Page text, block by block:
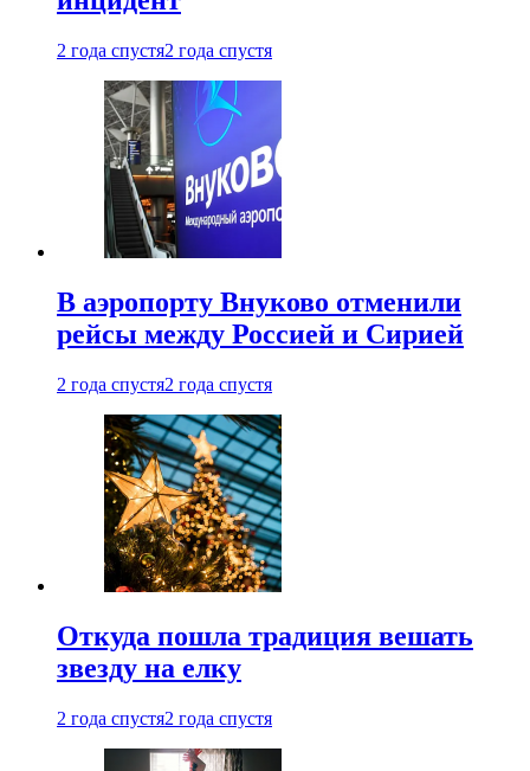
2 года спустя2 года спустя
В аэропорту Внуково отменили
рейсы между Россией и Сирией
2 года спустя2 года спустя
Откуда пошла традиция вешать
звезду на елку
2 года спустя2 года спустя